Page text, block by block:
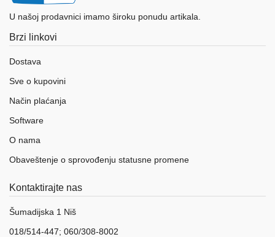
U našoj prodavnici imamo široku ponudu artikala.
Brzi linkovi
Dostava
Sve o kupovini
Način plaćanja
Software
O nama
Obaveštenje o sprovođenju statusne promene
Kontaktirajte nas
Šumadijska 1 Niš
018/514-447; 060/308-8002